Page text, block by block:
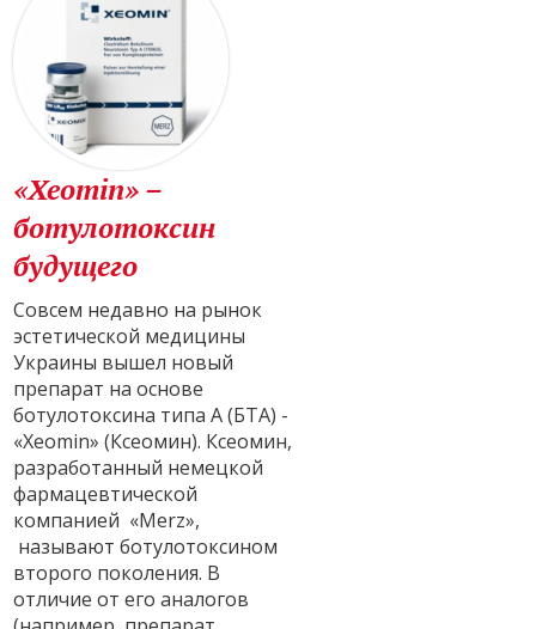
«Xeomin» –
ботулотоксин
будущего
Совсем недавно на рынок
эстетической медицины
Украины вышел новый
препарат на основе
ботулотоксина типа А (БТА) -
«Xeomin» (Ксеомин). Ксеомин,
разработанный немецкой
фармацевтической
компанией «Merz»,
называют ботулотоксином
второго поколения. В
отличие от его аналогов